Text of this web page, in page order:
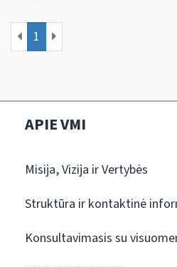
1
APIE VMI
Misija, Vizija ir Vertybės
Struktūra ir kontaktinė
Konsultavimasis su